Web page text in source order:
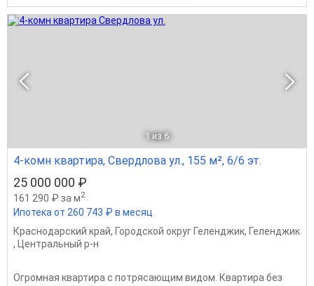
1 из 6
4-комн квартира, Свердлова ул., 155 м², 6/6 эт.
25 000 000 ₽
161 290 ₽ за м2
Ипотека от 260 743 ₽ в месяц
Краснодарский край, Городской округ Геленджик, Геленджик
, Центральный р-н
Огромная квартира с потрясающим видом. Квартира без